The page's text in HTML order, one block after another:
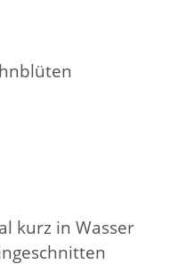
kurz in Wasser